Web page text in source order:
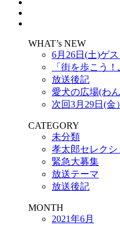
WHAT’s NEW
6月26日(土)ゲ
「街を歩こう
放送後記
愛犬の広場(わ
次回3月29日(金
CATEGORY
未分類
孝太郎セレクシ
緊急大募集
放送テーマ
放送後記
MONTH
2021年6月